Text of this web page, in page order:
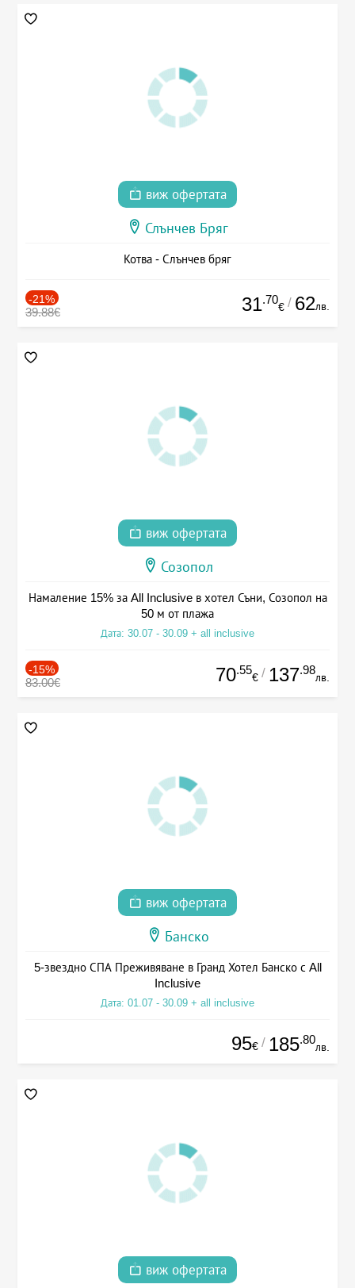
виж офертата
Слънчев Бряг
Котва - Слънчев бряг
-21%
39.88€ 31.70
€ / 62лв.
виж офертата
Созопол
Намаление 15% за All Inclusive в хотел Съни, Созопол на
50 м от плажа
Дата: 30.07 - 30.09 + all inclusive
-15%
83.00€ 70.55
€ / 137.98
лв.
виж офертата
Банско
5-звездно СПА Преживяване в Гранд Хотел Банско с All
Inclusive
Дата: 01.07 - 30.09 + all inclusive
95€ / 185.80
лв.
виж офертата